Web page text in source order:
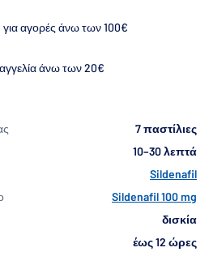
αγορές άνω των 100€
άνω των 20€
7 παστίλιες
10–30 λεπτά
Sildenafil
Sildenafil 100 mg
δισκία
έως 12 ώρες